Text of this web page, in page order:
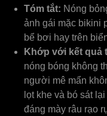
Tóm tắt: Nóng
ảnh gái mặc bikini
bể bơi hay trên
Khớp với kết quả
nóng bóng không
người mê mẩn
lọt khe và bó sát
đáng mày râu rạo